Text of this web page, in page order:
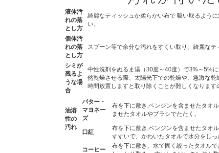
液体汚
れの落
とし方
綺麗なティッシュか柔らかい布で 吸い取るよう
い。
個体汚
れの落
とし方
スプーン等で余分な汚れをすくい取り、綺麗な
シミが
残るよ
うな場
合
中性洗剤をぬるま湯（30度～40度）で3%～5%
然乾燥させる際、太陽光下での乾燥や、急激な
時間放置しますと取り除くことが難しくなりま
油溶
性の
汚れ
バター・
マヨネー
ズ
布を下に敷き,ベンジンを含ませたタオ
ませたタオルやブラシでたたく。
口紅
布を下に敷き,ベンジンを含ませたタオ
すすいで、かわいたタオルで水分をし
コーヒー
布を下に敷き、水で固く絞ったタオル